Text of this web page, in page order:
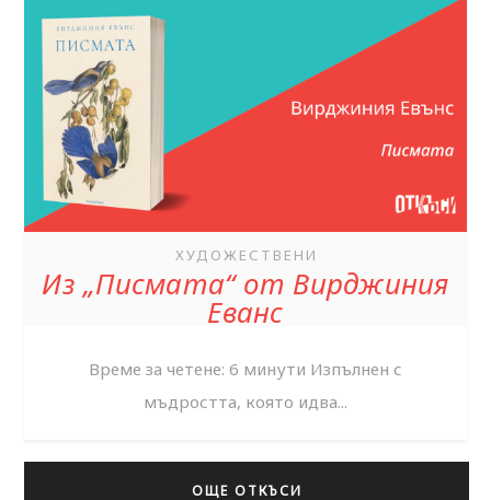
ХУДОЖЕСТВЕНИ
Из „Писмата“ от Вирджиния
Еванс
Време за четене: 6 минути Изпълнен с
мъдростта, която идва...
ОЩЕ ОТКЪСИ